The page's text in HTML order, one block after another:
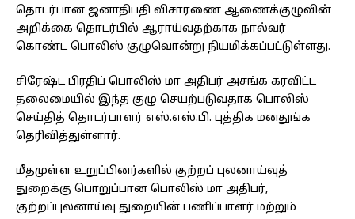
தொடர்பான ஜனாதிபதி விசாரணை ஆணைக்குழுவின்
அறிக்கை தொடர்பில் ஆராய்வதற்காக நால்வர்
கொண்ட பொலிஸ் குழுவொன்று நியமிக்கப்பட்டுள்ளது.
சிரேஷ்ட பிரதிப் பொலிஸ் மா அதிபர் அசங்க கரவிட்ட
தலைமையில் இந்த குழு செயற்படுவதாக பொலிஸ்
செய்தித் தொடர்பாளர் எஸ்.எஸ்.பி. புத்திக மனதுங்க
தெரிவித்துள்ளார்.
மீதமுள்ள உறுப்பினர்களில் குற்றப் புலனாய்வுத்
துறைக்கு பொறுப்பான பொலிஸ் மா அதிபர்,
குற்றப்புலனாய்வு துறையின் பணிப்பாளர் மற்றும்